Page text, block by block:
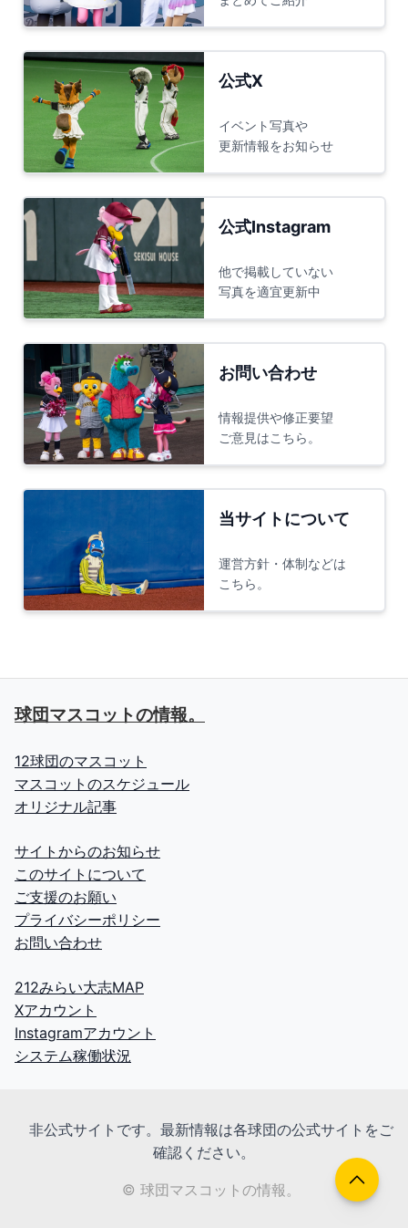
公式X
イベント写真や
更新情報をお知らせ
公式Instagram
他で掲載していない
写真を適宜更新中
お問い合わせ
情報提供や修正要望
ご意見はこちら。
当サイトについて
運営方針・体制などは
こちら。
球団マスコットの情報。
12球団のマスコット
マスコットのスケジュール
オリジナル記事
サイトからのお知らせ
このサイトについて
ご支援のお願い
プライバシーポリシー
お問い合わせ
212みらい大志MAP
Xアカウント
Instagramアカウント
システム稼働状況
非公式サイトです。最新情報は各球団の公式サイトをご
確認ください。
© 球団マスコットの情報。